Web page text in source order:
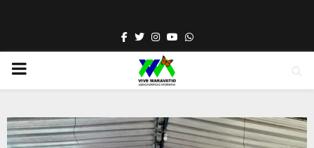
Facebook
TwitterInstagram
YoutubeWhatsapp
PRIMARY